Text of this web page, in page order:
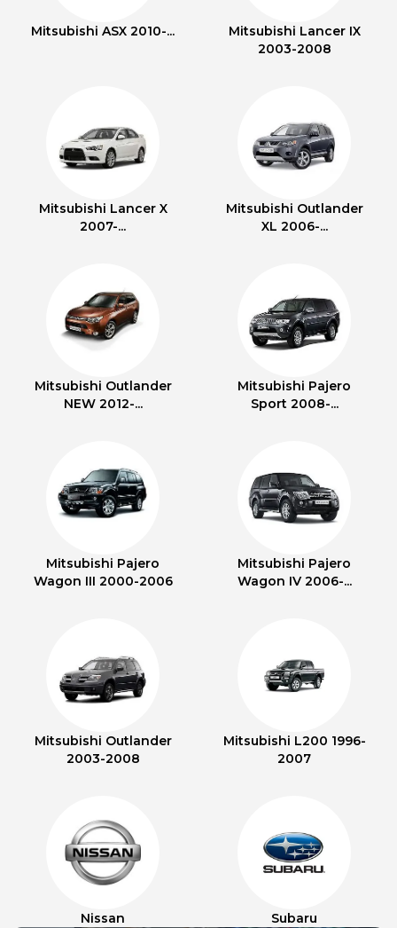
Mitsubishi ASX 2010-...
Mitsubishi Lancer IX
2003-2008
Mitsubishi Lancer X
2007-...
Mitsubishi Outlander
XL 2006-...
Mitsubishi Outlander
NEW 2012-...
Mitsubishi Pajero
Sport 2008-...
Mitsubishi Pajero
Wagon III 2000-2006
Mitsubishi Pajero
Wagon IV 2006-...
Mitsubishi Outlander
2003-2008
Mitsubishi L200 1996-
2007
Nissan Subaru